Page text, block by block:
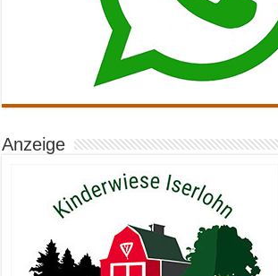
Anzeige